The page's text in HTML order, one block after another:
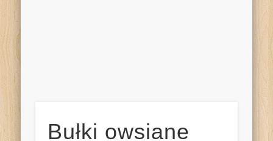
Bułki owsiane